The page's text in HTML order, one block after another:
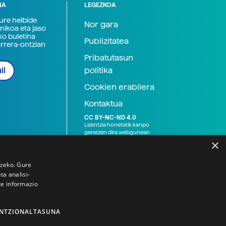
helbide
eta jaso
buletina
ontzian
LEGEZKOA
Nor gara
Publizitatea
Pribatutasun
politika
Cookien erabilera
Kontaktua
CC BY-NC-ND 4.0
Lizentzia honetatik kanpo
geratzen dira webgunean
×
Gure
analisi-
informazio